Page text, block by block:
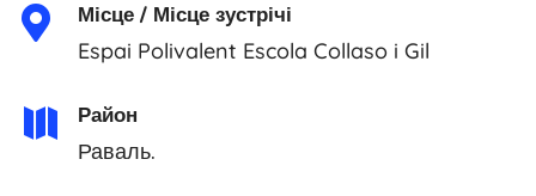

Місце / Місце зустрічі
Espai Polivalent Escola Collaso i Gil

Район
Раваль.